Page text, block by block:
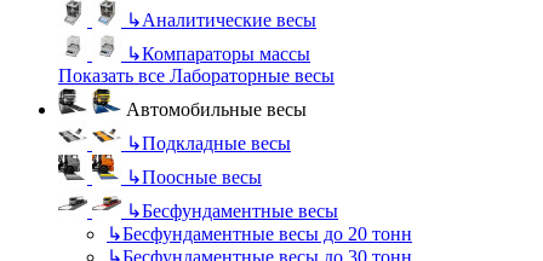
↳Аналитические весы
↳Компараторы массы
Показать все Лабораторные весы
Автомобильные весы
↳Подкладные весы
↳Поосные весы
↳Бесфундаментные весы
↳Бесфундаментные весы до 20 тонн
↳Бесфундаментные весы до 30 тонн